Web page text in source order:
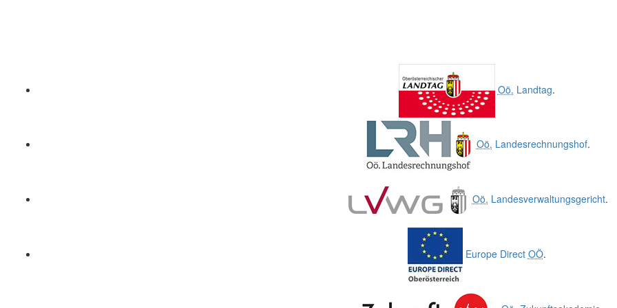
Oö. Landtag.
Oö. Landesrechnungshof.
Oö. Landesverwaltungsgericht.
Europe Direct OÖ.